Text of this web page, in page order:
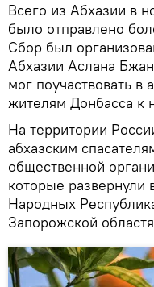
Всего из Абхазии в
было отправлено
Сбор был
Абхазии Аслана
мог поучаствовать в
жителям Донбасса к
На территории
абхазским
общественной
которые развернули
Народных
Запорожской